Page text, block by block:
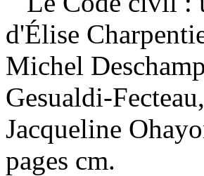
d'Élise
Michel
Gesualdi-
Jacqueline
pages cm.